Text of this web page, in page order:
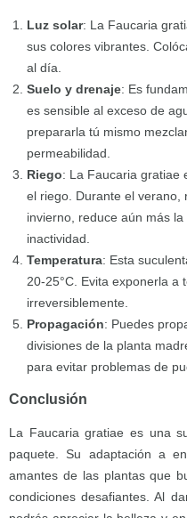
Luz solar: La Faucaria
sus colores vibrantes.
al día.
Suelo y drenaje: Es
es sensible al exceso de
prepararla tú mismo
permeabilidad.
Riego: La Faucaria gratiae
el riego. Durante el verano,
invierno, reduce aún más
inactividad.
Temperatura: Esta
20-25°C. Evita exponerla a
irreversiblemente.
Propagación: Puedes
divisiones de la planta
para evitar problemas de
Conclusión
La Faucaria gratiae es una
paquete. Su adaptación a
amantes de las plantas que
condiciones desafiantes. Al